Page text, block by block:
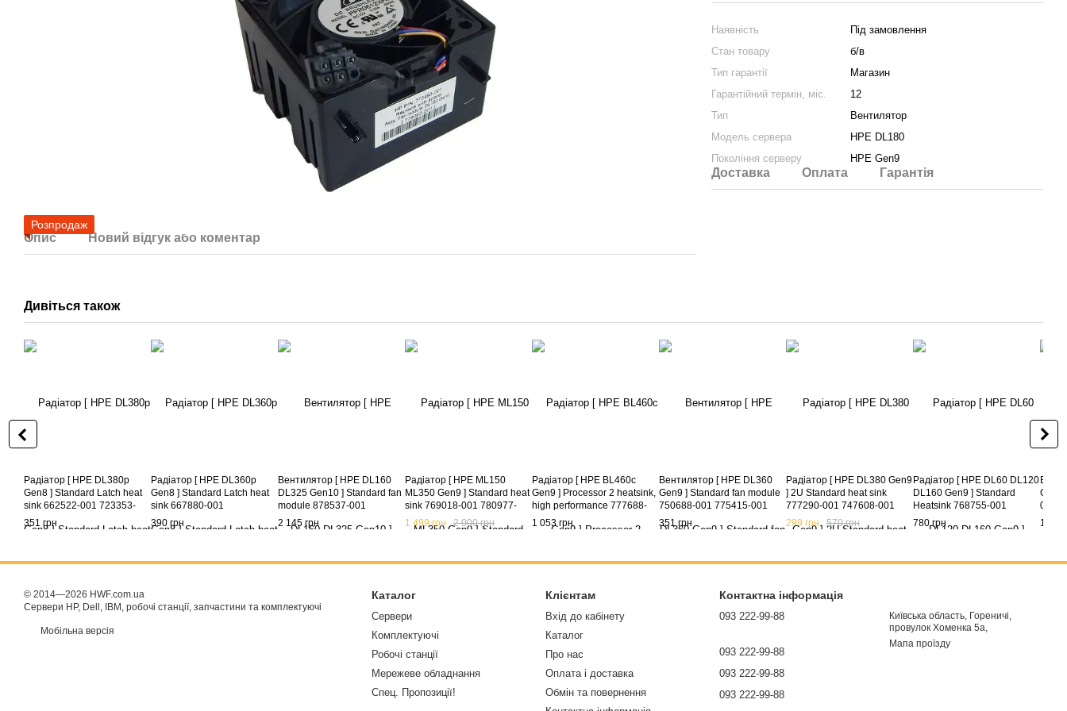
Розпродаж
Опис Новий відгук або коментар
Наявність
Під замовлення
Стан товару
б/в
Тип гарантії
Магазин
Гарантійний термін, міс.
12
Тип
Вентилятор
Модель сервера
HPE DL180
Покоління серверу
HPE Gen9
Доставка Оплата Гарантія
Дивіться також
Радіатор [ HPE DL380p
Gen8 ] Standard Latch heat
sink 662522-001 723353-
001
351 грн
Радіатор [ HPE DL360p
Gen8 ] Standard Latch heat
sink 667880-001
390 грн
Вентилятор [ HPE DL160
DL325 Gen10 ] Standard fan
module 878537-001
2 145 грн
Радіатор [ HPE ML150
ML350 Gen9 ] Standard heat
sink 769018-001 780977-
001
1 499 грн 2 000 грн
Радіатор [ HPE BL460c
Gen9 ] Processor 2 heatsink,
high performance 777688-
001
1 053 грн
Вентилятор [ HPE DL360
Gen9 ] Standard fan module
750688-001 775415-001
351 грн
Радіатор [ HPE DL380 Gen9
] 2U Standard heat sink
777290-001 747608-001
299 грн
570 грн
Радіатор [ HPE DL60 DL120
DL160 Gen9 ] Standard
Heatsink 768755-001
779104-001
780 грн
Gen8
001
1 092
© 2014—2026 HWF.com.ua
Сервери HP, Dell, IBM, робочі станції, запчастини та комплектуючі
Мобільна версія
Каталог
Сервери
Комплектуючі
Робочі станції
Мережеве обладнання
Спец. Пропозиції!
Клієнтам
Вхід до кабінету
Каталог
Про нас
Оплата і доставка
Обмін та повернення
Контактна інформація
093 222-99-88
093 222-99-88
093 222-99-88
093 222-99-88
Київська область, Гореничі,
провулок Хоменка 5а,
Мапа проїзду